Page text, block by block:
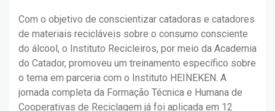
Com o objetivo de conscientizar catadoras e catadores
de materiais recicláveis sobre o consumo consciente
do álcool, o Instituto Recicleiros, por meio da Academia
do Catador, promoveu um treinamento específico sobre
o tema em parceria com o Instituto HEINEKEN. A
jornada completa da Formação Técnica e Humana de
Cooperativas de Reciclagem já foi aplicada em 12